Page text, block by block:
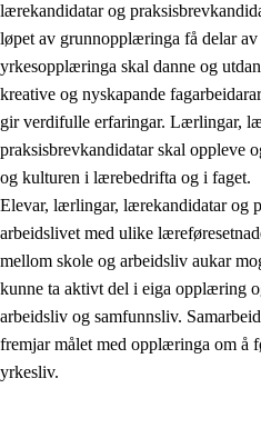
3. Prinsipp for praksisen i
3.1 Eit inkluderande
3.2 Undervisning og
3.3 Samarbeid mellom heim
lærekandidatar og
løpet av grunnopplæringa få delar
yrkesopplæringa skal danne og
kreative og nyskapande
gir verdifulle erfaringar. Lærlingar,
praksisbrevkandidatar skal oppleve
og kulturen i lærebedrifta og i faget.
Elevar, lærlingar, lærekandidatar og
arbeidslivet med ulike
mellom skole og arbeidsliv aukar
kunne ta aktivt del i eiga opplæring
arbeidsliv og samfunnsliv.
fremjar målet med opplæringa om å
yrkesliv.